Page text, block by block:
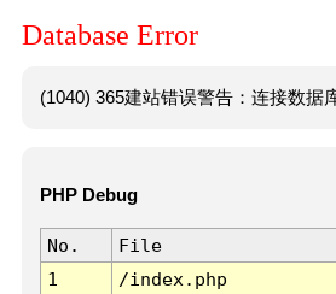
Database Error
(1040) 365建站错误警告：连接数据
PHP Debug
No. File
1
/index.php